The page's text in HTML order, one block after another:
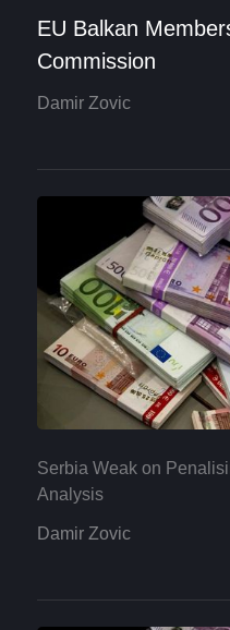
EU Balkan
Commission
Damir Zovic
Serbia Weak on
Analysis
Damir Zovic